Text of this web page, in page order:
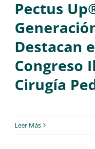
Pectus
Destacan
Congreso
Cirugía
Leer Más